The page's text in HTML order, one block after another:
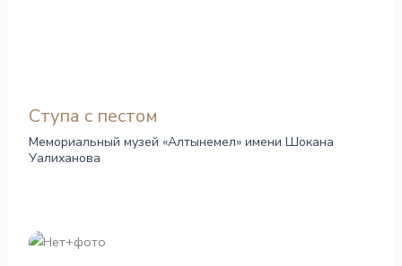
Ступа с пестом
Мемориальный музей «Алтынемел» имени Шокана
Уалиханова